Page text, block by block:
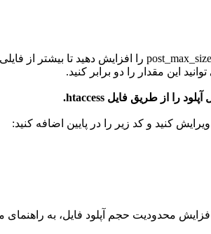
این مقدار را دو برابر کنید.
محدودیت حجم آپلود فایل، به